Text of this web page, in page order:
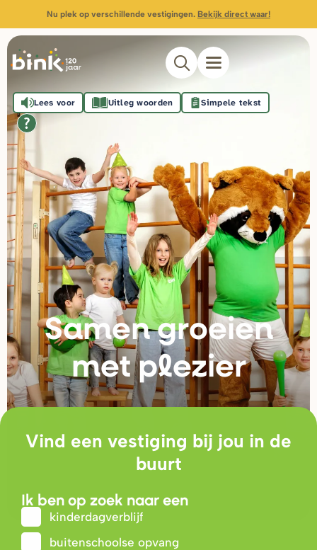
Nu plek op verschillende vestigingen. Bekijk direct waar!
Samen groeien
met plezier
Lees voor Uitleg woorden Simpele tekst
Vind een vestiging bij jou in de
buurt
Ik ben op zoek naar een
kinderdagverblijf
buitenschoolse opvang